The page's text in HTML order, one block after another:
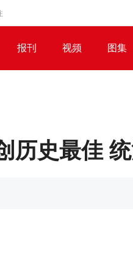
报刊 视频 图集
历史最佳